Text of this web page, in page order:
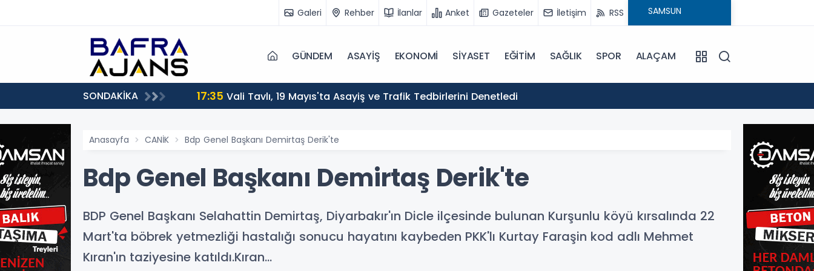
Galeri Rehber İlanlar Anket Gazeteler İletişim RSS
GÜNDEM ASAYİŞ EKONOMİ SİYASET EĞİTİM SAĞLIK SPOR ALAÇAM
SONDAKİKA 17:35 Vali Tavlı, 19 Mayıs'ta Asayiş ve Trafik Tedbirlerini Denetledi
Anasayfa CANİK Bdp Genel Başkanı Demirtaş Derik'te
Bdp Genel Başkanı Demirtaş Derik'te
BDP Genel Başkanı Selahattin Demirtaş, Diyarbakır'ın Dicle ilçesinde bulunan Kurşunlu köyü kırsalında 22
Mart'ta böbrek yetmezliği hastalığı sonucu hayatını kaybeden PKK'lı Kurtay Faraşin kod adlı Mehmet
Kıran'ın taziyesine katıldı.Kıran...